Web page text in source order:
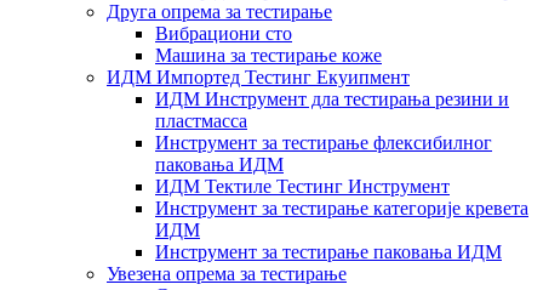
Друга опрема за тестирање
Вибрациони сто
Машина за тестирање коже
ИДМ Импортед Тестинг Екуипмент
ИДМ Инструмент дла тестирања резини и
пластмасса
Инструмент за тестирање флексибилног
паковања ИДМ
ИДМ Тектиле Тестинг Инструмент
Инструмент за тестирање категорије кревета
ИДМ
Инструмент за тестирање паковања ИДМ
Увезена опрема за тестирање